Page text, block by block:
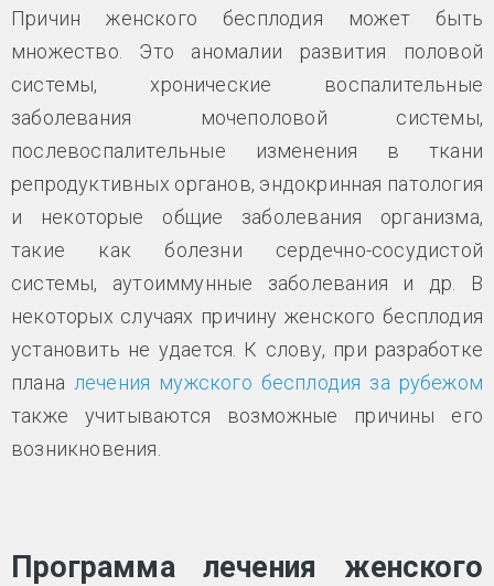
Причин женского бесплодия может быть
множество. Это аномалии развития половой
системы, хронические воспалительные
заболевания мочеполовой системы,
послевоспалительные изменения в ткани
репродуктивных органов, эндокринная патология
и некоторые общие заболевания организма,
такие как болезни сердечно-сосудистой
системы, аутоиммунные заболевания и др. В
некоторых случаях причину женского бесплодия
установить не удается. К слову, при разработке
плана лечения мужского бесплодия за рубежом
также учитываются возможные причины его
возникновения.
Программа лечения женского